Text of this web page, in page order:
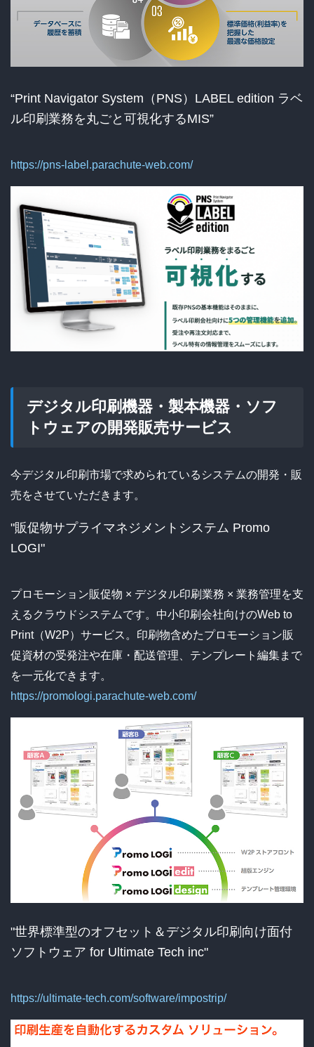
“Print Navigator System（PNS）LABEL edition ラベ
ル印刷業務を丸ごと可視化するMIS”
https://pns-label.parachute-web.com/
デジタル印刷機器・製本機器・ソフ
トウェアの開発販売サービス
今デジタル印刷市場で求められているシステムの開発・販
売をさせていただきます。
"販促物サプライマネジメントシステム Promo
LOGI"
プロモーション販促物 × デジタル印刷業務 × 業務管理を支
えるクラウドシステムです。中小印刷会社向けのWeb to
Print（W2P）サービス。印刷物含めたプロモーション販
促資材の受発注や在庫・配送管理、テンプレート編集まで
を一元化できます。
https://promologi.parachute-web.com/
"世界標準型のオフセット＆デジタル印刷向け面付
ソフトウェア for Ultimate Tech inc"
https://ultimate-tech.com/software/impostrip/